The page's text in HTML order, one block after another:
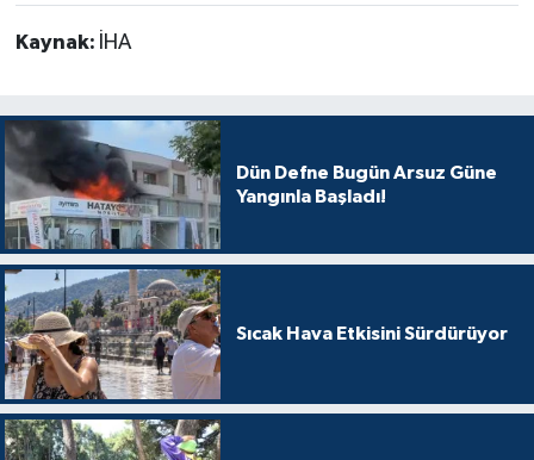
Kaynak: İHA
Dün Defne Bugün Arsuz Güne
Yangınla Başladı!
Sıcak Hava Etkisini Sürdürüyor